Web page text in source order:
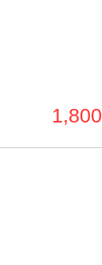
1,800